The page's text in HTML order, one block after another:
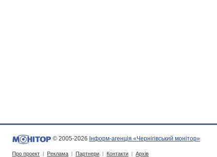
© 2005-2026 Інформ-агенція «Чернігівський монітор»
Про проект | Реклама | Партнери | Контакти | Архів